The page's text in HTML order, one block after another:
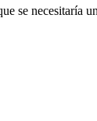
se necesitaría